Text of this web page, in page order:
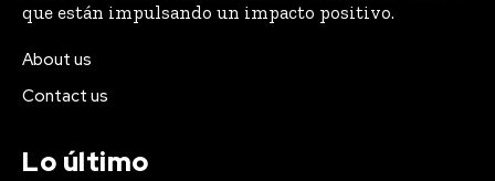
que están impulsando un impacto positivo.
About us
Contact us
Lo último